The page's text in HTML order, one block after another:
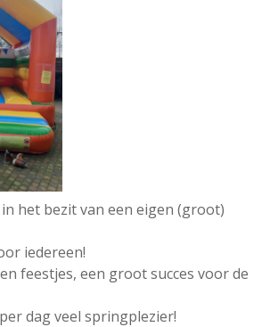
het bezit van een eigen (groot)
iedereen!
feestjes, een groot succes voor de
dag veel springplezier!